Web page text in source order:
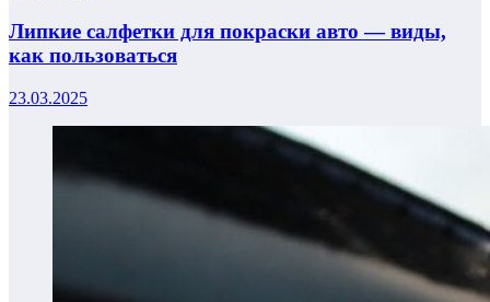
Липкие салфетки для покраски авто — виды,
как пользоваться
23.03.2025